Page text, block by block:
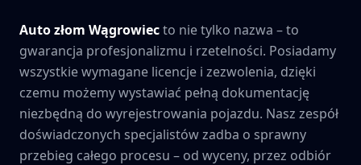
Auto złom Wągrowiecto nie tylko nazwa – to
gwarancja profesjonalizmu i rzetelności. Posiadamy
wszystkie wymagane licencje i zezwolenia, dzięki
czemu możemy wystawiać pełną dokumentację
niezbędną do wyrejestrowania pojazdu. Nasz zespół
doświadczonych specjalistów zadba o sprawny
przebieg całego procesu – od wyceny, przez odbiór